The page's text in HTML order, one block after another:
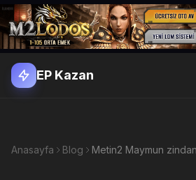
EP Kazan
Anasayfa Blog